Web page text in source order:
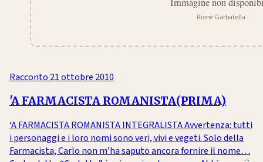
Racconto 21 ottobre 2010
'A FARMACISTA ROMANISTA(PRIMA)
‘A FARMACISTA ROMANISTA INTEGRALISTA Avvertenza: tutti
i personaggi e i loro nomi sono veri, vivi e vegeti. Solo della
Farmacista, Carlo non m’ha saputo ancora fornire il nome…